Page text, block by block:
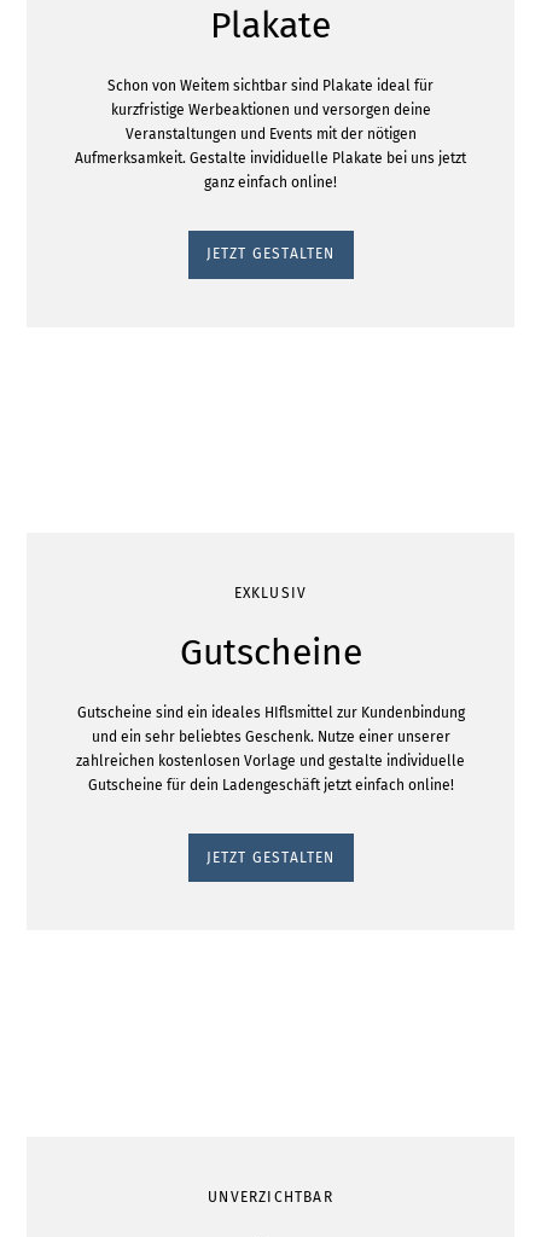
Plakate
Schon von Weitem sichtbar sind Plakate ideal für
kurzfristige Werbeaktionen und versorgen deine
Veranstaltungen und Events mit der nötigen
Aufmerksamkeit. Gestalte invididuelle Plakate bei uns jetzt
ganz einfach online!
JETZT GESTALTEN
EXKLUSIV
Gutscheine
Gutscheine sind ein ideales HIflsmittel zur Kundenbindung
und ein sehr beliebtes Geschenk. Nutze einer unserer
zahlreichen kostenlosen Vorlage und gestalte individuelle
Gutscheine für dein Ladengeschäft jetzt einfach online!
JETZT GESTALTEN
UNVERZICHTBAR